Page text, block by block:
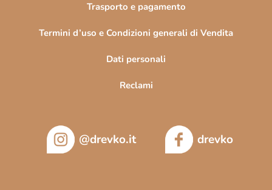
Trasporto e pagamento
Termini d’uso e Condizioni generali di Vendita
Dati personali
Reclami
@drevko.it drevko